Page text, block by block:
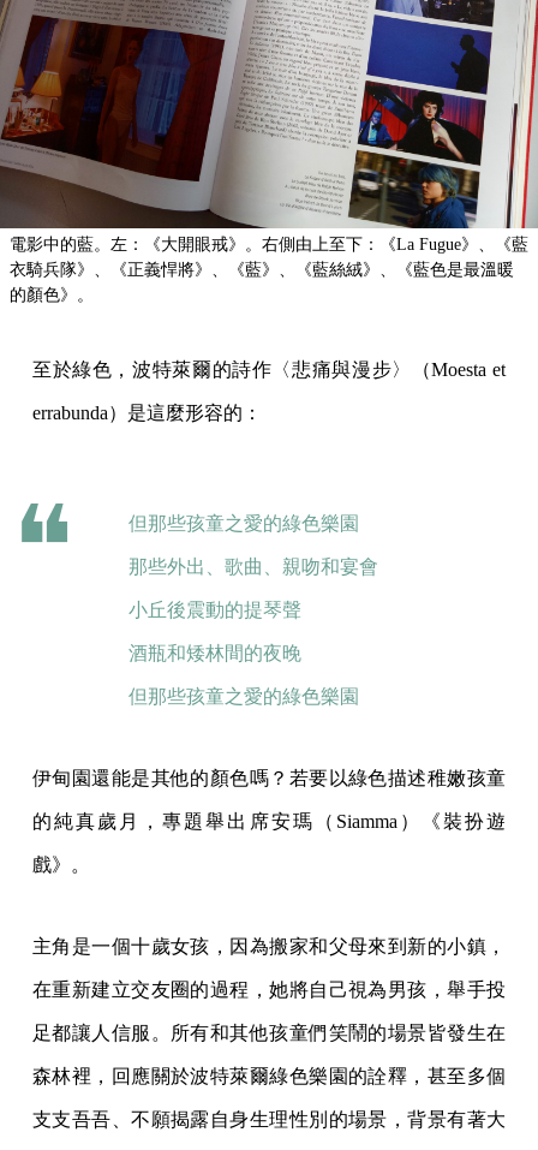
電影中的藍。左：《大開眼戒》。右側由上至下：《La Fugue》、《藍
衣騎兵隊》、《正義悍將》、《藍》、《藍絲絨》、《藍色是最溫暖
的顏色》。
至於綠色，波特萊爾的詩作〈悲痛與漫步〉（Moesta et
errabunda）是這麼形容的：
但那些孩童之愛的綠色樂園
那些外出、歌曲、親吻和宴會
小丘後震動的提琴聲
酒瓶和矮林間的夜晚
但那些孩童之愛的綠色樂園
伊甸園還能是其他的顏色嗎？若要以綠色描述稚嫩孩童
的純真歲月，專題舉出席安瑪（Siamma）《裝扮遊
戲》。
主角是一個十歲女孩，因為搬家和父母來到新的小鎮，
在重新建立交友圈的過程，她將自己視為男孩，舉手投
足都讓人信服。所有和其他孩童們笑鬧的場景皆發生在
森林裡，回應關於波特萊爾綠色樂園的詮釋，甚至多個
支支吾吾、不願揭露自身生理性別的場景，背景有著大